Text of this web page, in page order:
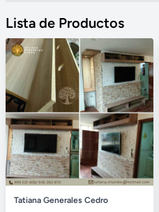
Lista de Productos
Tatiana Generales Cedro